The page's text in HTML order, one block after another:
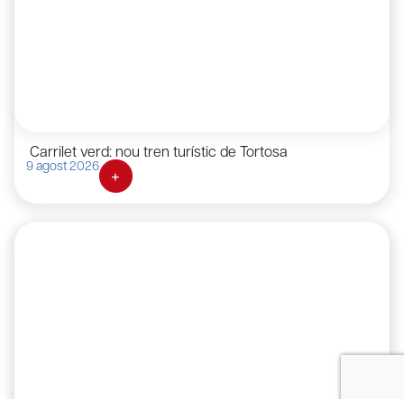
Carrilet verd: nou tren turístic de Tortosa
9 agost 2026 +